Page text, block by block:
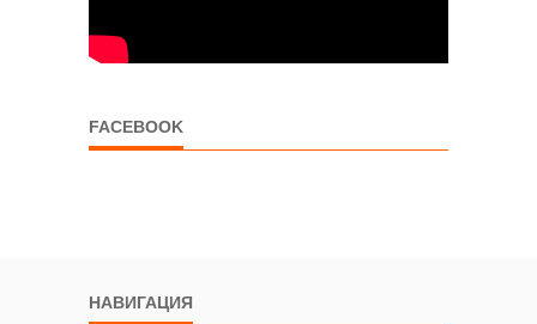
FACEBOOK
НАВИГАЦИЯ